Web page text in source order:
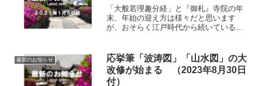
「大般若理趣分経」と『御札』寺院の年
末、年始の迎え方は様々だと思います
が、おそらく江戸時代から続いていると
（ちんそう・肖像掛け軸）を掛け、餅、
蜜柑、茶をお供えし、住職の正...
最新のお知らせ
応挙筆「波涛図」「山水図」の大
改修が始まる （2023年8月30日
付）